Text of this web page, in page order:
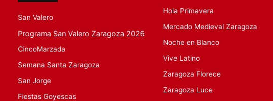
San Valero
Programa San Valero Zaragoza 2026
CincoMarzada
Semana Santa Zaragoza
San Jorge
Fiestas Goyescas
Hola Primavera
Mercado Medieval Zaragoza
Noche en Blanco
Vive Latino
Zaragoza Florece
Zaragoza Luce